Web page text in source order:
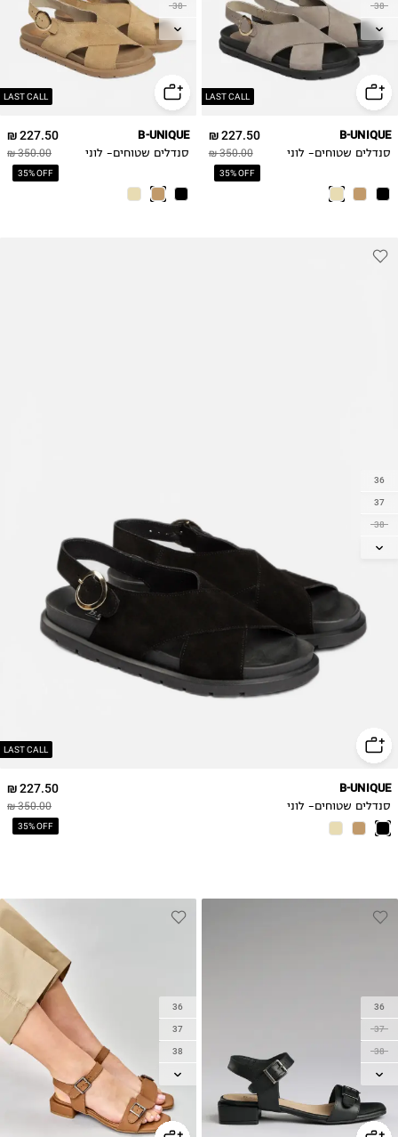
LAST CALL
38
39
40
227.50 ₪
350.00 ₪
35% OFF
B-UNIQUE
סנדלים שטוחים- לוני
LAST CALL
38
39
40
227.50 ₪
350.00 ₪
35% OFF
B-UNIQUE
סנדלים שטוחים- לוני
LAST CALL
36
37
38
39
227.50 ₪
350.00 ₪
35% OFF
B-UNIQUE
סנדלים שטוחים- לוני
36
37
38
39
41
36
37
38
39
40